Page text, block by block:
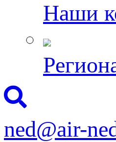
Наши
ned@air-